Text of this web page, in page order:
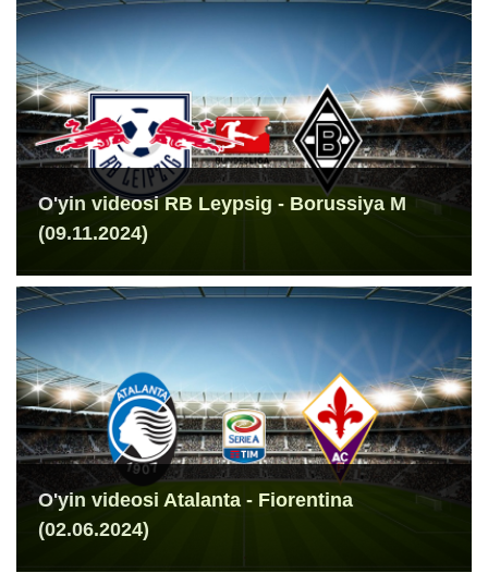
O'yin videosi RB Leypsig - Borussiya M
(09.11.2024)
O'yin videosi Atalanta - Fiorentina
(02.06.2024)